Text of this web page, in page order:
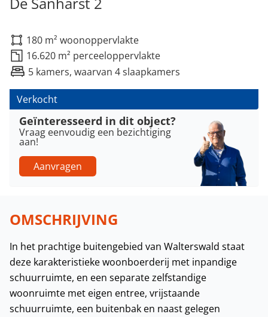
180 m² woonoppervlakte
16.620 m² perceeloppervlakte
5 kamers, waarvan 4 slaapkamers
Verkocht
Geïnteresseerd in dit object?
Vraag eenvoudig een bezichtiging
aan!
Aanvragen
OMSCHRIJVING
In het prachtige buitengebied van Walterswald staat
deze karakteristieke woonboerderij met inpandige
schuurruimte, en een separate zelfstandige
woonruimte met eigen entree, vrijstaande
schuurruimte, een buitenbak en naast gelegen